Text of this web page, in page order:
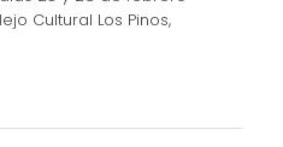
Cultural Los Pinos,